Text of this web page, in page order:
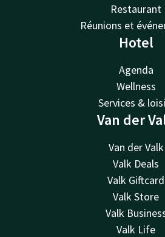
Restaurant
Réunions et
Hotel
Agenda
Wellness
Services &
Van der
Van der Valk
Valk Deals
Valk Giftcard
Valk Store
Valk
Valk Life